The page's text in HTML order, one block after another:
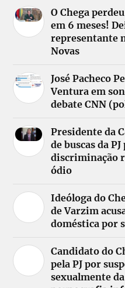
O Chega
em 6 meses!
representante
Novas
José Pacheco
Ventura em
debate CNN
Presidente da
de buscas da
discriminação
ódio
Ideóloga do
de Varzim
doméstica por
Candidato do
pela PJ por
sexualmente